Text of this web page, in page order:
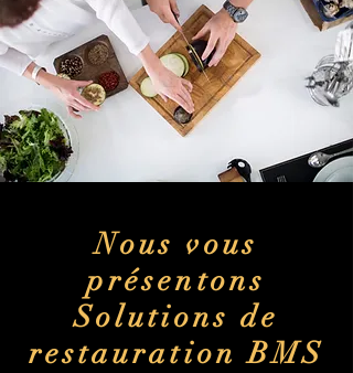
Nous vous
présentons
Solutions de
restauration BMS